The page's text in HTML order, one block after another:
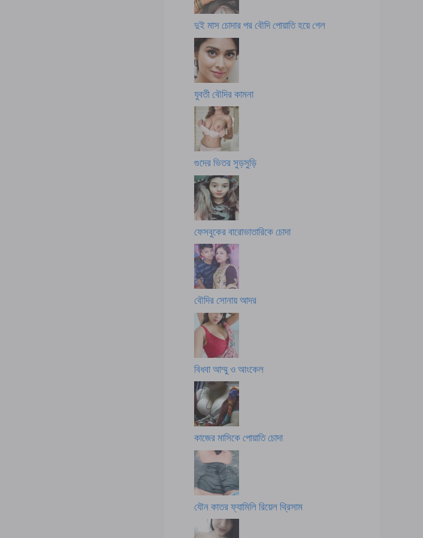
দুই মাস চোদার পর বৌদি পোয়াতি হয়ে গেল
যুবতী বৌদির কামনা
গুদের ভিতর সুড়সুড়ি
ফেসবুকের বারোভাতারিকে চোদা
বৌদির সোনায় আদর
বিধবা আম্মু ও আংকেল
কাজের মাসিকে পোয়াতি চোদা
যৌন কাতর ফ্যামিলি রিয়েল থ্রিসাম